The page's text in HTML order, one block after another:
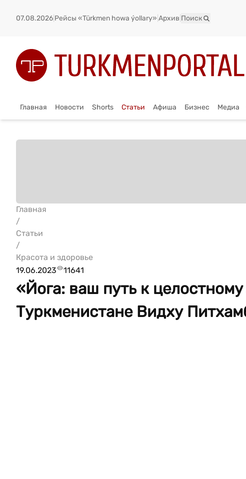
07.08.2026 Рейсы «Türkmen howa ýollary» Архив Поиск
Главная Новости Shorts Статьи Афиша Бизнес Медиа
Главная
/
Статьи
/
Красота и здоровье
19.06.2023
11641
«Йога: ваш путь к
Туркменистане Видху